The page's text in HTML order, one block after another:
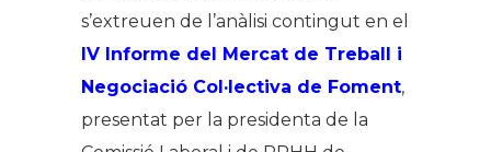
s’extreuen de l’anàlisi contingut en el
IV Informe del Mercat de Treball i
Negociació Col·lectiva de Foment,
presentat per la presidenta de la